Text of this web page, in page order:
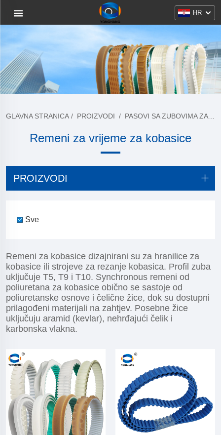
HR
GLAVNA STRANICA / PROIZVODI / PASOVI SA ZUBOVIMA ZA KOBASICU
Remeni za vrijeme za kobasice
PROIZVODI
Sve
Remeni za kobasice dizajnirani su za hranilice za
kobasice ili strojeve za rezanje kobasica. Profil zuba
uključuje T5, T9 i T10. Synchronous remeni od
poliuretana za kobasice obično se sastoje od
poliuretanske osnove i čelične žice, dok su dostupni
prilagođeni materijali na zahtjev. Posebne žice
uključuju aramid (kevlar), nehrđajući čelik i
karbonska vlakna.